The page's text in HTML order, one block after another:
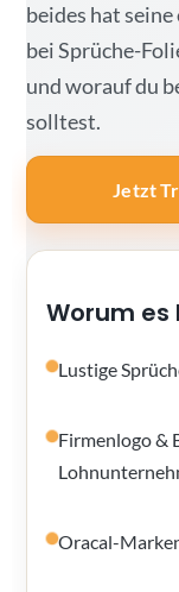
beides hat seine
bei Sprüche-
und worauf du
solltest.
Jetzt
Worum es
Lustige
Firmenlogo &
Oracal-